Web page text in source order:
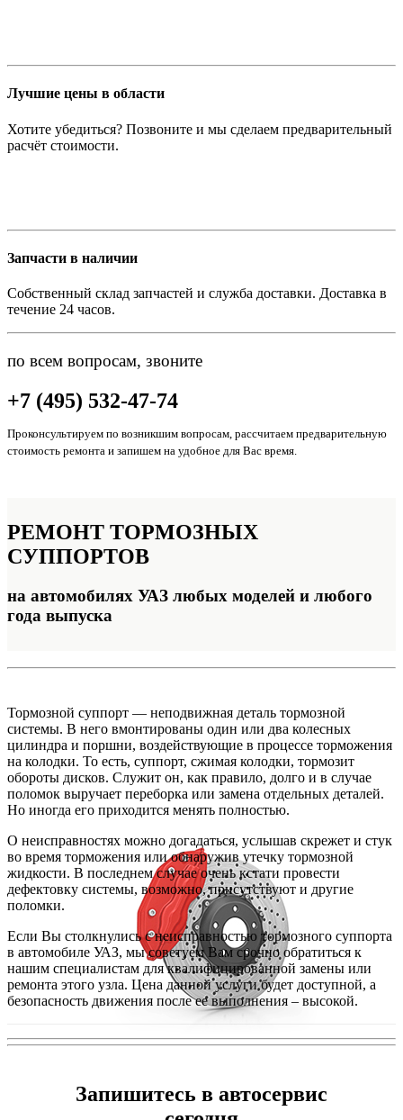
Лучшие цены в области
Хотите убедиться? Позвоните и мы сделаем предварительный
расчёт стоимости.
Запчасти в наличии
Собственный склад запчастей и служба доставки. Доставка в
течение 24 часов.
по всем вопросам, звоните
+7 (495) 532-47-74
Проконсультируем по возникшим вопросам, рассчитаем предварительную
стоимость ремонта и запишем на удобное для Вас время.
РЕМОНТ ТОРМОЗНЫХ
СУППОРТОВ
на автомобилях УАЗ любых моделей и любого
года выпуска
Тормозной суппорт — неподвижная деталь тормозной
системы. В него вмонтированы один или два колесных
цилиндра и поршни, воздействующие в процессе торможения
на колодки. То есть, суппорт, сжимая колодки, тормозит
обороты дисков. Служит он, как правило, долго и в случае
поломок выручает переборка или замена отдельных деталей.
Но иногда его приходится менять полностью.
О неисправностях можно догадаться, услышав скрежет и стук
во время торможения или обнаружив утечку тормозной
жидкости. В последнем случае очень кстати провести
дефектовку системы, возможно, присутствуют и другие
поломки.
Если Вы столкнулись с неисправностью тормозного суппорта
в автомобиле УАЗ, мы советуем Вам срочно обратиться к
нашим специалистам для квалифицированной замены или
ремонта этого узла. Цена данной услуги будет доступной, а
безопасность движения после ее выполнения – высокой.
Запишитесь в автосервис